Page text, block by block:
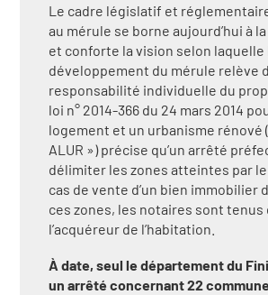
Le cadre législatif et
au mérule se borne aujourd’hui à
et conforte la vision selon laquelle
développement du mérule relève
responsabilité individuelle du
loi n° 2014-366 du 24 mars 2014
logement et un urbanisme rénové
ALUR ») précise qu’un arrêté
délimiter les zones atteintes par
cas de vente d’un bien immobilier
ces zones, les notaires sont tenus
l’acquéreur de l’habitation.
À date, seul le département du
un arrêté concernant 22